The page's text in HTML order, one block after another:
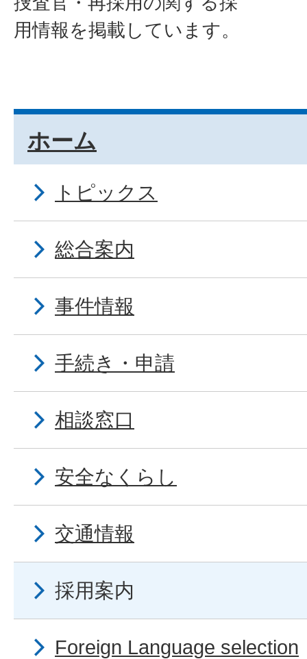
用情報を掲載しています。
ホーム
トピックス
総合案内
事件情報
手続き・申請
相談窓口
安全なくらし
交通情報
採用案内
Foreign Language selection